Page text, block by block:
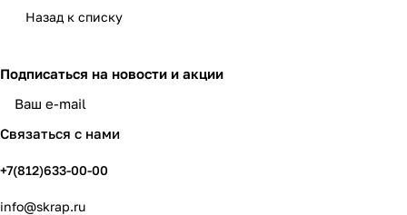
Назад к списку
Подписаться на новости и акции
Связаться с нами
+7(812)633-00-00
info@skrap.ru